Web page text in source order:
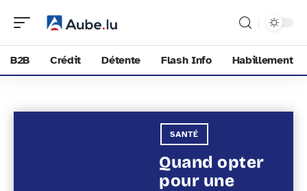
B2B Crédit Détente Flash Info Habillement
SANTÉ
Quand opter
pour une